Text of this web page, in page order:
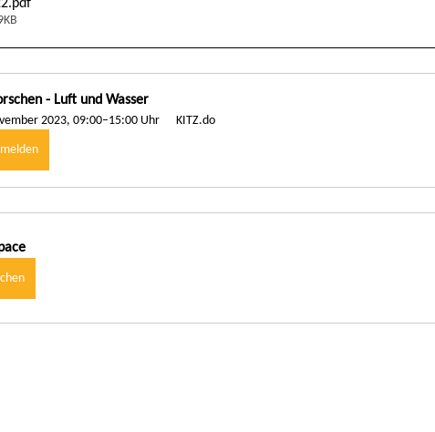
.pdf
- Luft und Wasser
2023, 09:00–15:00 Uhr KITZ.do